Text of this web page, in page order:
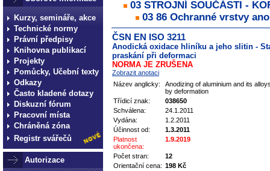
Kurzy, semináře, akce
Technické normy
Právní předpisy
Knihovna publikací
Projekty
Pomůcky, Učební texty
Odkazy
Často kladené dotazy
Diskuzní fórum
Pracovní místa
Chráněná zóna
Registr svářečů
Autorizace
03 STROJNÍ SOUČÁSTI -
03 86 Ochranné vrstvy
ČSN EN ISO 3211
Anodická oxidace hliníku a jeho slitin -
praskání při deformaci
NORMA JE ZRUŠENA
Zobrazit anotaci
Název anglicky:
Anodizing of aluminium and its
by deformation
Třídicí znak:
038650
Schválena:
24.1.2011
Vydána:
1.2.2011
Účinnost od:
1.3.2011
Platnost
ukončena:
1.9.2019
Počet stran:
12
Orientační cena: 198 Kč